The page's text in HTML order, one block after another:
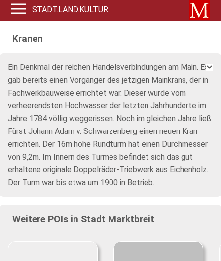
STADT.LAND.KULTUR.
Kranen
Ein Denkmal der reichen Handelsverbindungen am Main. Es
gab bereits einen Vorgänger des jetzigen Mainkrans, der in
Fachwerkbauweise errichtet war. Dieser wurde vom
verheerendsten Hochwasser der letzten Jahrhunderte im
Jahre 1784 völlig weggerissen. Noch im gleichen Jahre ließ
Fürst Johann Adam v. Schwarzenberg einen neuen Kran
errichten. Der 16m hohe Rundturm hat einen Durchmesser
von 9,2m. Im Innern des Turmes befindet sich das gut
erhaltene originale Doppelräder-Triebwerk aus Eichenholz.
Der Turm war bis etwa um 1900 in Betrieb.
Weitere POIs in Stadt Marktbreit